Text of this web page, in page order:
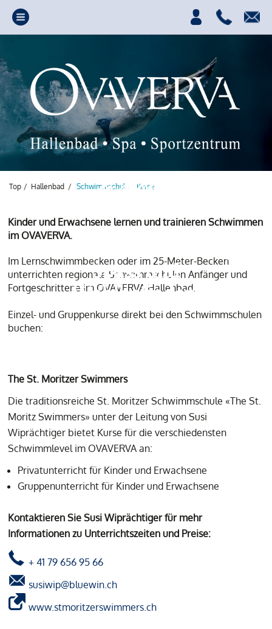
Spass und
Wohlbefinden.
Top / Hallenbad / Schwimmschule / Kurse
Kinder und Erwachsene lernen und trainieren Schwimmen
im OVAVERVA.
Im Lernschwimmbecken oder im 25-Meter-Becken
unterrichten regionale Schwimmschulen Anfänger und
Fortgeschrittene im OVAVERVA Hallenbad.
Einzel- und Gruppenkurse direkt bei den Schwimmschulen
buchen:
The St. Moritzer Swimmers
Die traditionsreiche St. Moritzer Schwimmschule «The St.
Moritz Swimmers» unter der Leitung von Susi
Wiprächtiger bietet Kurse für die verschiedensten
Schwimmlevel im OVAVERVA an:
Privatunterricht für Kinder und Erwachsene
Gruppenunterricht für Kinder und Erwachsene
Kontaktieren Sie Susi Wiprächtiger für mehr
Informationen zu Unterrichtszeiten und Preise:
+ 41 79 656 95 66
susiwip@bluewin.ch
www.stmoritzerswimmers.ch